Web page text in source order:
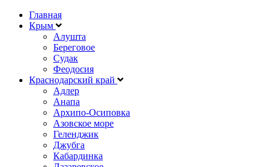
Главная
Крым
Алушта
Береговое
Судак
Феодосия
Краснодарский край
Адлер
Анапа
Архипо-Осиповка
Азовское море
Геленджик
Джубга
Кабардинка